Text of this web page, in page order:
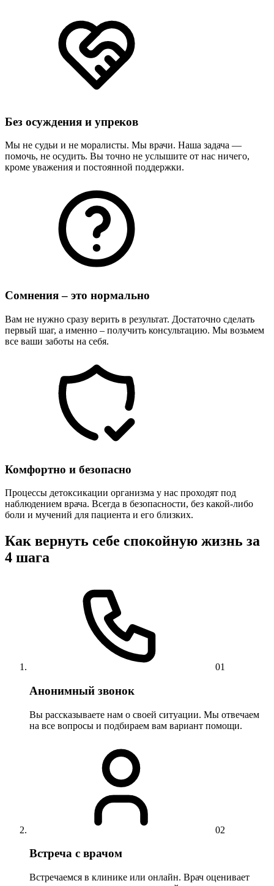
Без осуждения и упреков
Мы не судьи и не моралисты. Мы врачи. Наша задача —
помочь, не осудить. Вы точно не услышите от нас ничего,
кроме уважения и постоянной поддержки.
Сомнения – это нормально
Вам не нужно сразу верить в результат. Достаточно сделать
первый шаг, а именно – получить консультацию. Мы возьмем
все ваши заботы на себя.
Комфортно и безопасно
Процессы детоксикации организма у нас проходят под
наблюдением врача. Всегда в безопасности, без какой-либо
боли и мучений для пациента и его близких.
Как вернуть себе спокойную жизнь за
4 шага
01
Анонимный звонок
Вы рассказываете нам о своей ситуации. Мы отвечаем
на все вопросы и подбираем вам вариант помощи.
02
Встреча с врачом
Встречаемся в клинике или онлайн. Врач оценивает